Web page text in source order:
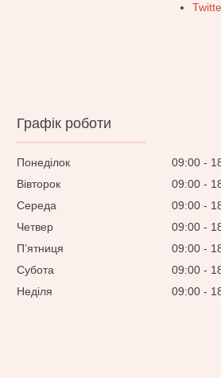
Графік роботи
Понеділок 09:00
Вівторок
09:00
Середа
09:00
Четвер
09:00
Пʼятниця
09:00
Субота
09:00
Неділя
09:00